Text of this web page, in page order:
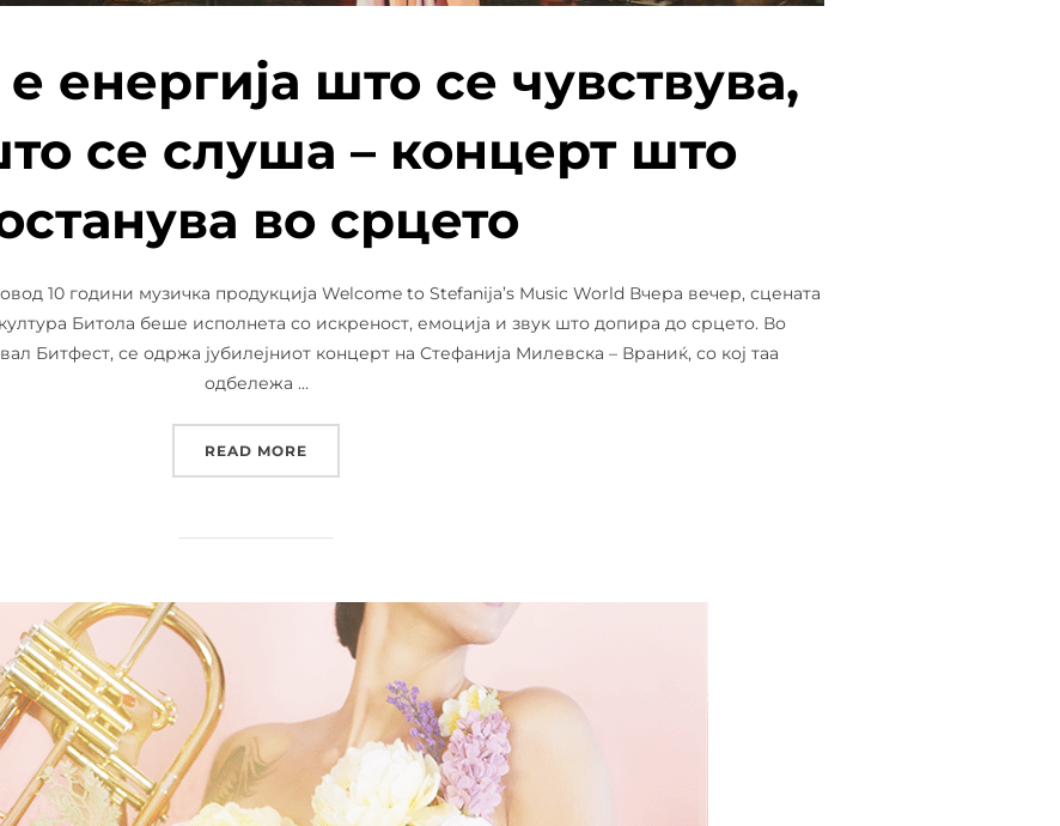
енергија што се чувствува,
се слуша – концерт што
во срцето
10 години музичка продукција Welcome to Stefanija’s Music World Вчера вечер, сцената
Битола беше исполнета со искреност, емоција и звук што допира до срцето. Во
Битфест, се одржа јубилејниот концерт на Стефанија Милевска – Враниќ, со кој таа
одбележа …
READ MORE